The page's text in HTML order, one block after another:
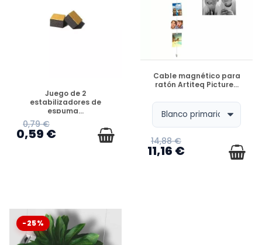
Juego de 2
estabilizadores de
espuma...
0,79 €
0,59 €
DISPONIBLE
Cable magnético para
ratón Artiteq Picture...
14,88 €
11,16 €
-25%